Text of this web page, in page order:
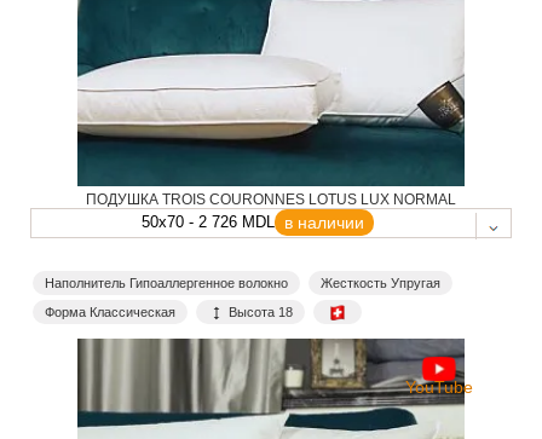
ПОДУШКА TROIS COURONNES LOTUS LUX NORMAL
50x70 - 2 726 MDL в наличии
Наполнитель Гипоаллергенное волокно
Жесткость Упругая
Форма Классическая
Высота 18
YouTube